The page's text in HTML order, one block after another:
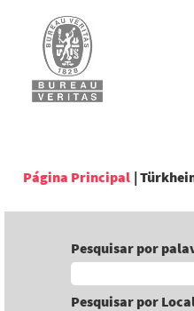
Página Principal |
Pesquisar por
Pesquisar por